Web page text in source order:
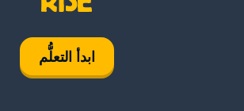
ابدأ التعلُّم